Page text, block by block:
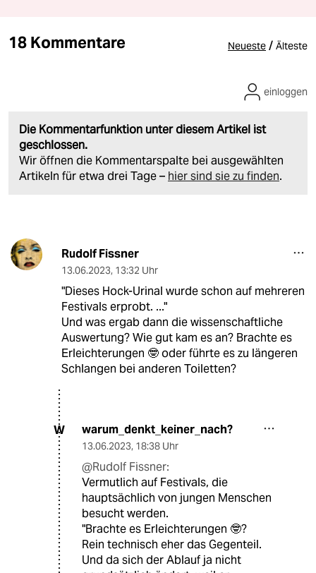
18 Kommentare Neueste / Älteste
Die Kommentarfunktion unter diesem Artikel ist
geschlossen.
Wir öffnen die Kommentarspalte bei ausgewählten
Artikeln für etwa drei Tage – hier sind sie zu finden.
einloggen
Rudolf Fissner
13.06.2023, 13:32 Uhr
"Dieses Hock-Urinal wurde schon auf mehreren
Festivals erprobt. ..."
Und was ergab dann die wissenschaftliche
Auswertung? Wie gut kam es an? Brachte es
Erleichterungen 🤓 oder führte es zu längeren
Schlangen bei anderen Toiletten?
W warum_denkt_keiner_nach?
13.06.2023, 18:38 Uhr
@Rudolf Fissner:
Vermutlich auf Festivals, die
hauptsächlich von jungen Menschen
besucht werden.
"Brachte es Erleichterungen 🤓?
Rein technisch eher das Gegenteil.
Und da sich der Ablauf ja nicht